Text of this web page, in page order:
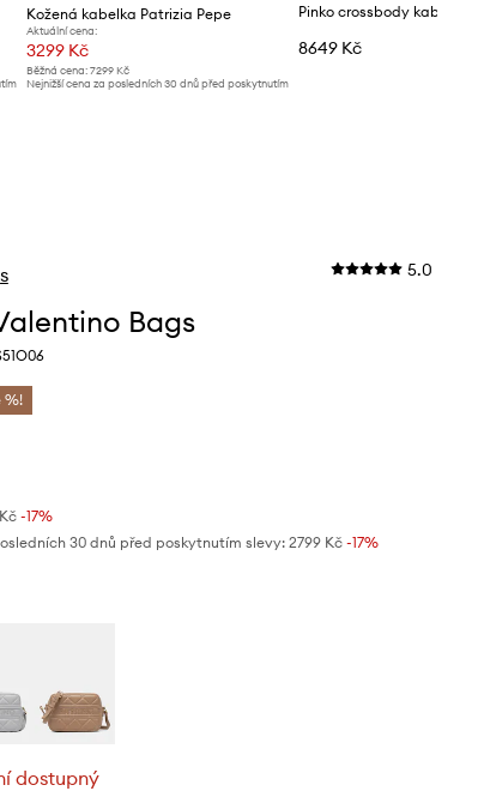
Kožená kabelka Patrizia Pepe
Aktuální cena:
3299 Kč
Běžná cena:7299 Kč
Nejnižší cena za posledních 30 dnů před poskytnutím
8649 Kč
5.0
Bags
%!
-17%
30 dnů před poskytnutím slevy: 2799 Kč -17%
dostupný